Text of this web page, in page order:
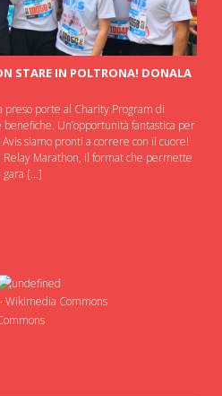
STARE IN POLTRONA! DONALA
preso porte al Charity Program di
Un’opportunità fantastica per
siamo pronti a correre con il cuore!
Relay Marathon, il format che permette
gara […]